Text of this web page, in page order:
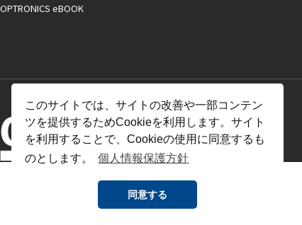
このサイトでは、サイトの改善や一部コンテン
ツを提供するためCookieを利用します。サイト
を利用することで、Cookieの使用に同意するも
のとします。
個人情報保護方針
同意する
OPTRONICS eBOOK